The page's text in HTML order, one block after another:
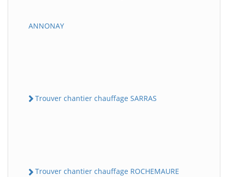
ANNONAY
Trouver chantier chauffage SARRAS
Trouver chantier chauffage ROCHEMAURE